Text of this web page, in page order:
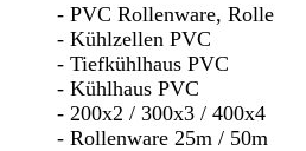
- PVC Rollenware, Rolle
- Kühlzellen PVC
- Tiefkühlhaus PVC
- Kühlhaus PVC
- 200x2 / 300x3 / 400x4
- Rollenware 25m / 50m